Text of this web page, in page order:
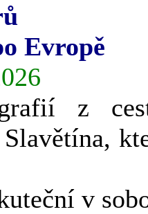
Evropě
z
Slavětína,
v